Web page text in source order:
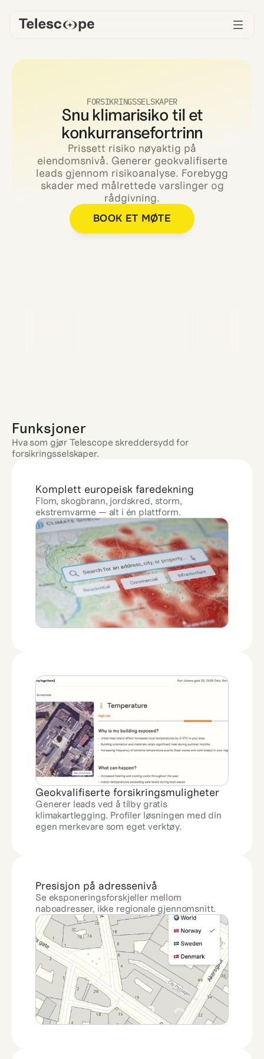
FORSIKRINGSSELSKAPER
Snu klimarisiko til et
konkurransefortrinn
Prissett risiko nøyaktig på
eiendomsnivå. Generer geokvalifiserte
leads gjennom risikoanalyse. Forebygg
skader med målrettede varslinger og
rådgivning.
BOOK ET MØTE
Funksjoner
Hva som gjør Telescope skreddersydd for
forsikringsselskaper.
Komplett europeisk faredekning
Flom, skogbrann, jordskred, storm,
ekstremvarme — alt i én plattform.
Geokvalifiserte forsikringsmuligheter
Generer leads ved å tilby gratis
klimakartlegging. Profiler løsningen med din
egen merkevare som eget verktøy.
Presisjon på adressenivå
Se eksponeringsforskjeller mellom
naboadresser, ikke regionale gjennomsnitt.